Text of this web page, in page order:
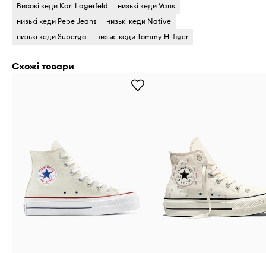
Високі кеди Karl Lagerfeld
низькі кеди Vans
низькі кеди Pepe Jeans
низькі кеди Native
низькі кеди Superga
низькі кеди Tommy Hilfiger
Схожі товари